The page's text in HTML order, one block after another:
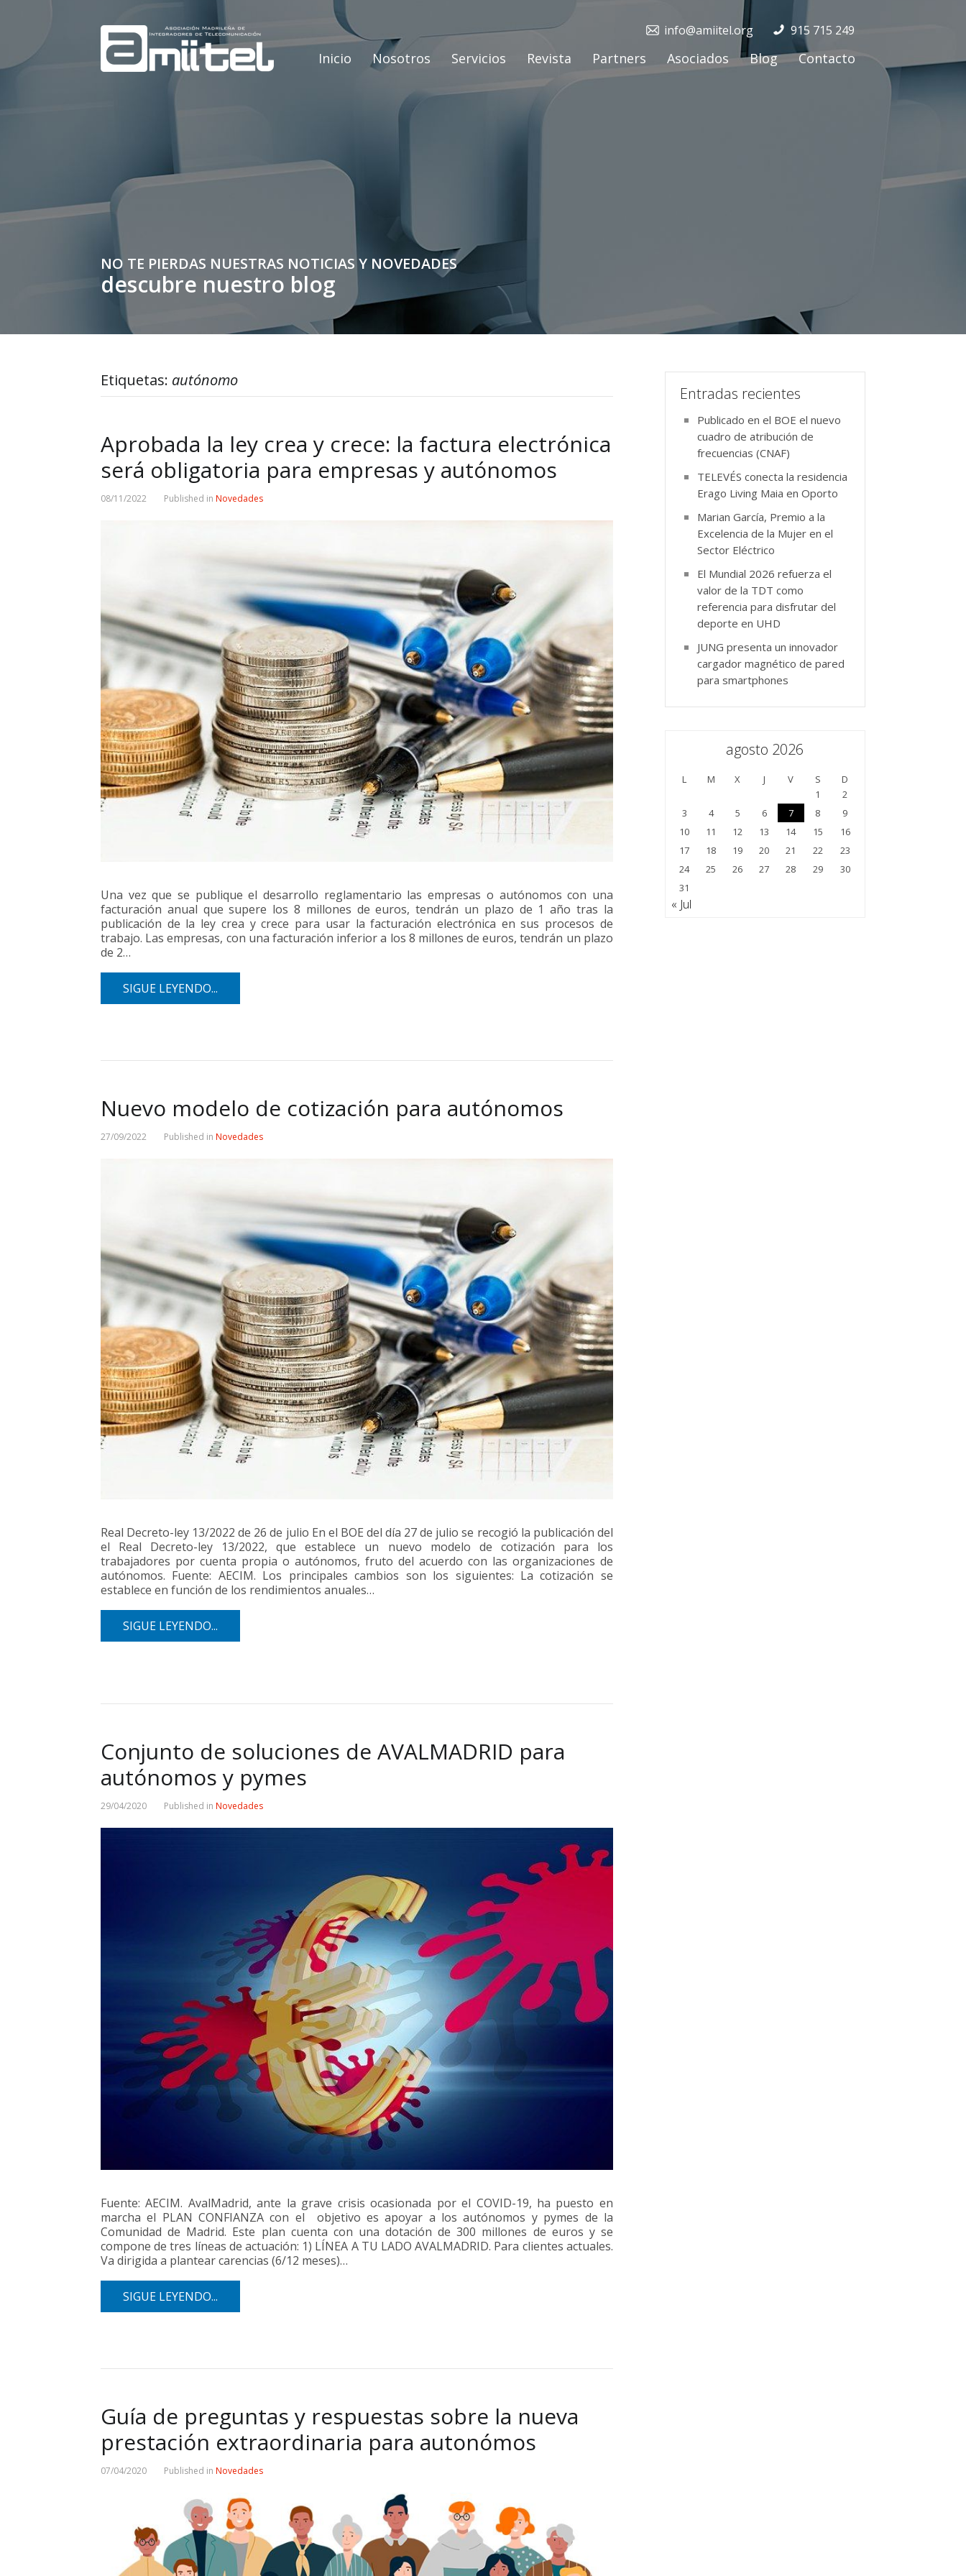
915 715 249
info@amiitel.org
Inicio Nosotros Servicios Revista Partners Asociados Blog Contacto
NO TE PIERDAS NUESTRAS NOTICIAS Y NOVEDADES
descubre nuestro blog
Etiquetas: autónomo
Aprobada la ley crea y crece: la factura electrónica
será obligatoria para empresas y autónomos
08/11/2022 Published in Novedades
Una vez que se publique el desarrollo reglamentario las empresas o autónomos con una
facturación anual que supere los 8 millones de euros, tendrán un plazo de 1 año tras la
publicación de la ley crea y crece para usar la facturación electrónica en sus procesos de
trabajo. Las empresas, con una facturación inferior a los 8 millones de euros, tendrán un plazo
de 2…
SIGUE LEYENDO...
Nuevo modelo de cotización para autónomos
27/09/2022 Published in Novedades
Real Decreto-ley 13/2022 de 26 de julio En el BOE del día 27 de julio se recogió la publicación del
el Real Decreto-ley 13/2022, que establece un nuevo modelo de cotización para los
trabajadores por cuenta propia o autónomos, fruto del acuerdo con las organizaciones de
autónomos. Fuente: AECIM. Los principales cambios son los siguientes: La cotización se
establece en función de los rendimientos anuales…
SIGUE LEYENDO...
Conjunto de soluciones de AVALMADRID para
autónomos y pymes
29/04/2020 Published in Novedades
Fuente: AECIM. AvalMadrid, ante la grave crisis ocasionada por el COVID-19, ha puesto en
marcha el PLAN CONFIANZA con el objetivo es apoyar a los autónomos y pymes de la
Comunidad de Madrid. Este plan cuenta con una dotación de 300 millones de euros y se
compone de tres líneas de actuación: 1) LÍNEA A TU LADO AVALMADRID. Para clientes actuales.
Va dirigida a plantear carencias (6/12 meses)…
SIGUE LEYENDO...
Guía de preguntas y respuestas sobre la nueva
prestación extraordinaria para autonómos
07/04/2020 Published in Novedades
Entradas recientes
Publicado en el BOE el nuevo
cuadro de atribución de
frecuencias (CNAF)
TELEVÉS conecta la residencia
Erago Living Maia en Oporto
Marian García, Premio a la
Excelencia de la Mujer en el
Sector Eléctrico
El Mundial 2026 refuerza el
valor de la TDT como
referencia para disfrutar del
deporte en UHD
JUNG presenta un innovador
cargador magnético de pared
para smartphones
agosto 2026
L M X J V S
D
1
2
3
4 5 6 7 8
9
10
11 12 13 14 15
16
17
18 19 20 21 22
23
24
25 26 27 28 29
30
31
« Jul